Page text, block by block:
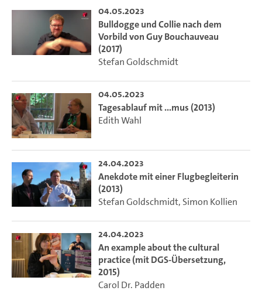
04.05.2023
Bulldogge und Collie nach dem
Vorbild von Guy Bouchauveau
(2017)
Stefan Goldschmidt
04.05.2023
Tagesablauf mit ...mus (2013)
Edith Wahl
24.04.2023
Anekdote mit einer Flugbegleiterin
(2013)
Stefan Goldschmidt, Simon Kollien
24.04.2023
An example about the cultural
practice (mit DGS-Übersetzung,
2015)
Carol Dr. Padden